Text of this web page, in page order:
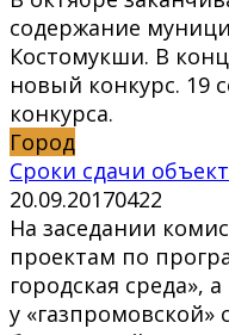
содержание
Костомукши. В
новый конкурс. 19
конкурса.
Город
Сроки сдачи
20.09.20170422
На заседании
проектам по
городская среда»,
у